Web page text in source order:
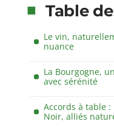
Table
Le vin,
nuance
La Bourgogne,
avec sérénité
Accords à table
Noir, alliés